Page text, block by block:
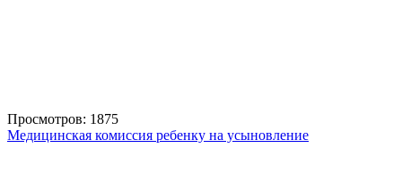
Просмотров: 1875
Медицинская комиссия ребенку на усыновление